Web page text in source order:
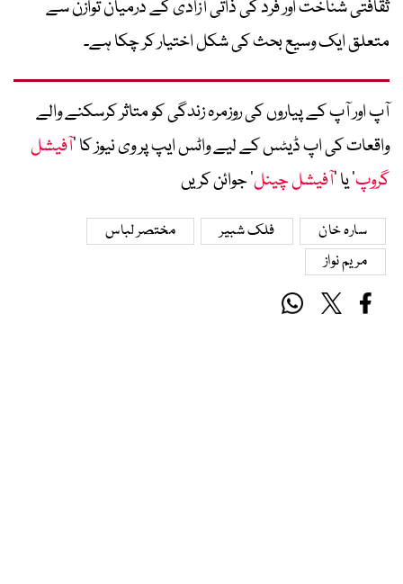
ثقافتی شناخت اور فرد کی ذاتی آزادی کے درمیان توازن سے
متعلق ایک وسیع بحث کی شکل اختیار کر چکا ہے۔
آپ اور آپ کے پیاروں کی روزمرہ زندگی کو متاثر کرسکنے والے
واقعات کی اپ ڈیٹس کے لیے واٹس ایپ پر وی نیوز کا ’آفیشل
گروپ‘ یا ’آفیشل چینل‘ جوائن کریں
سارہ خان فلک شبیر
مختصر لباس
مریم نواز